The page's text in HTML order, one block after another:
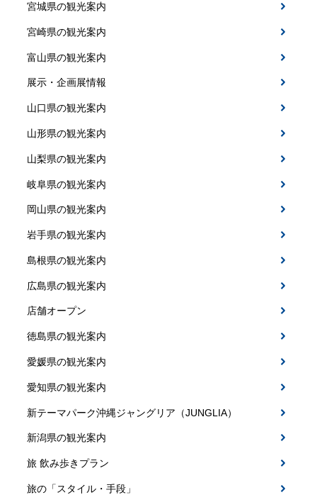
宮城県の観光案内
宮崎県の観光案内
富山県の観光案内
展示・企画展情報
山口県の観光案内
山形県の観光案内
山梨県の観光案内
岐阜県の観光案内
岡山県の観光案内
岩手県の観光案内
島根県の観光案内
広島県の観光案内
店舗オープン
徳島県の観光案内
愛媛県の観光案内
愛知県の観光案内
新テーマパーク沖縄ジャングリア（JUNGLIA）
新潟県の観光案内
旅 飲み歩きプラン
旅の「スタイル・手段」